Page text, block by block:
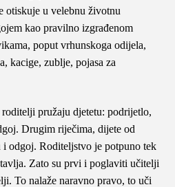
otiskuje u velebnu životnu
kao pravilno izgrađenom
poput vrhunskoga odijela,
kacige, zublje, pojasa za
pružaju djetetu: podrijetlo,
Drugim riječima, dijete od
odgoj. Roditeljstvo je potpuno tek
Zato su prvi i poglaviti učitelji
To nalaže naravno pravo, to uči